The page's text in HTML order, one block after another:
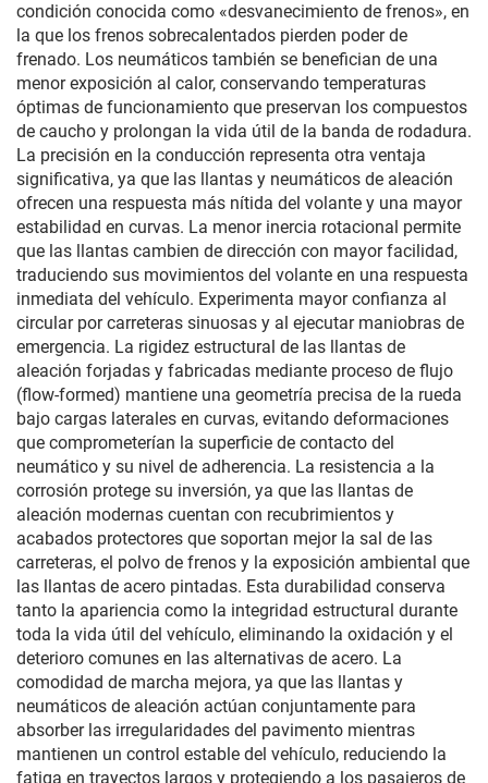
condición conocida como «desvanecimiento de frenos», en
la que los frenos sobrecalentados pierden poder de
frenado. Los neumáticos también se benefician de una
menor exposición al calor, conservando temperaturas
óptimas de funcionamiento que preservan los compuestos
de caucho y prolongan la vida útil de la banda de rodadura.
La precisión en la conducción representa otra ventaja
significativa, ya que las llantas y neumáticos de aleación
ofrecen una respuesta más nítida del volante y una mayor
estabilidad en curvas. La menor inercia rotacional permite
que las llantas cambien de dirección con mayor facilidad,
traduciendo sus movimientos del volante en una respuesta
inmediata del vehículo. Experimenta mayor confianza al
circular por carreteras sinuosas y al ejecutar maniobras de
emergencia. La rigidez estructural de las llantas de
aleación forjadas y fabricadas mediante proceso de flujo
(flow-formed) mantiene una geometría precisa de la rueda
bajo cargas laterales en curvas, evitando deformaciones
que comprometerían la superficie de contacto del
neumático y su nivel de adherencia. La resistencia a la
corrosión protege su inversión, ya que las llantas de
aleación modernas cuentan con recubrimientos y
acabados protectores que soportan mejor la sal de las
carreteras, el polvo de frenos y la exposición ambiental que
las llantas de acero pintadas. Esta durabilidad conserva
tanto la apariencia como la integridad estructural durante
toda la vida útil del vehículo, eliminando la oxidación y el
deterioro comunes en las alternativas de acero. La
comodidad de marcha mejora, ya que las llantas y
neumáticos de aleación actúan conjuntamente para
absorber las irregularidades del pavimento mientras
mantienen un control estable del vehículo, reduciendo la
fatiga en trayectos largos y protegiendo a los pasajeros de